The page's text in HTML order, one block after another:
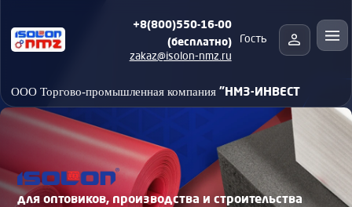
+8(800)550-16-00
(бесплатно)
zakaz@isolon-nmz.ru
Гость
ООО Торгово-промышленная компания"НМЗ-ИНВЕСТ
для оптовиков, производства и строительства